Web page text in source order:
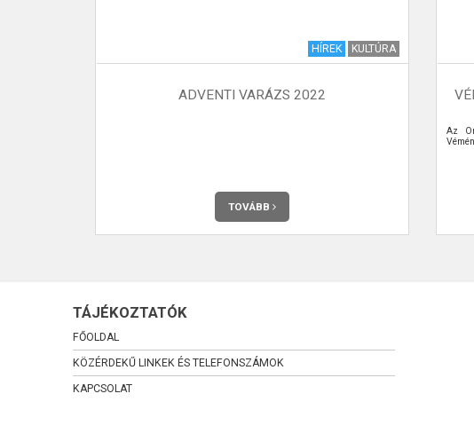
HÍREK KULTÚRA
ADVENTI VARÁZS 2022
TOVÁBB
Az
TÁJÉKOZTATÓK
FŐOLDAL
KÖZÉRDEKŰ LINKEK ÉS TELEFONSZÁMOK
KAPCSOLAT